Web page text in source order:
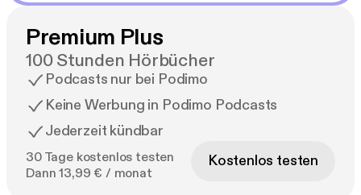
Premium Plus
100 Stunden Hörbücher
Podcasts nur bei Podimo
Keine Werbung in Podimo Podcasts
Jederzeit kündbar
30 Tage kostenlos testen
Dann 13,99 € / monat
Kostenlos testen